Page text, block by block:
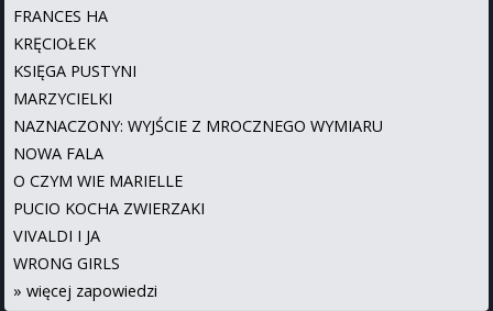
FRANCES HA
KRĘCIOŁEK
KSIĘGA PUSTYNI
MARZYCIELKI
NAZNACZONY: WYJŚCIE Z MROCZNEGO WYMIARU
NOWA FALA
O CZYM WIE MARIELLE
PUCIO KOCHA ZWIERZAKI
VIVALDI I JA
WRONG GIRLS
» więcej zapowiedzi